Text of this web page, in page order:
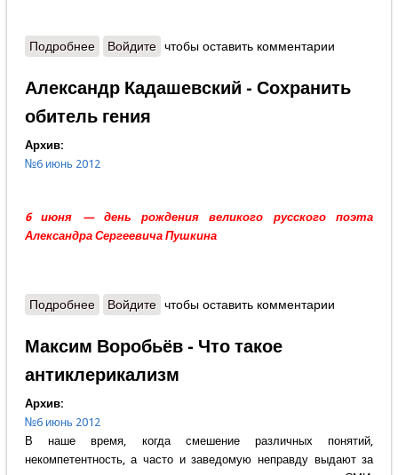
Подробнеео Л.М. и Н.П.Анисовы - «Неравный брак»
Войдите чтобы оставить комментарии
Александр Кадашевский - Сохранить
обитель гения
Архив:
№6 июнь 2012
6 июня — день рождения великого русского поэта
Александра Сергеевича Пушкина
Подробнеео Александр Кадашевский - Сохранить обитель
Войдите чтобы оставить комментарии
Максим Воробьёв - Что такое
антиклерикализм
Архив:
№6 июнь 2012
В наше время, когда смешение различных понятий,
некомпетентность, а часто и заведомую неправду выдают за